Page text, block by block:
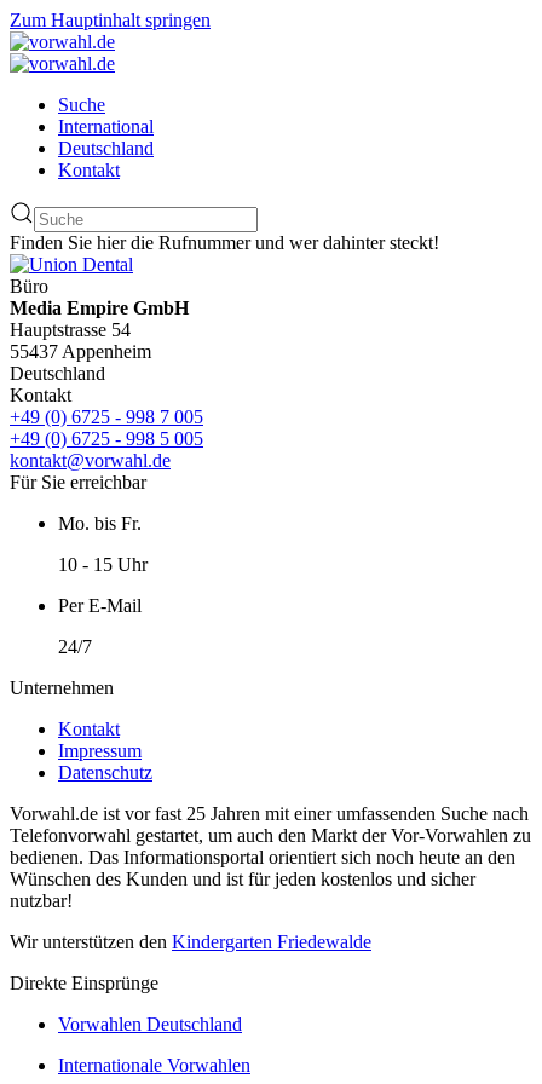
Zum Hauptinhalt springen
Suche
International
Deutschland
Kontakt
Finden Sie hier die Rufnummer und wer dahinter steckt!
Büro
Media Empire GmbH
Hauptstrasse 54
55437 Appenheim
Deutschland
Kontakt
+49 (0) 6725 - 998 7 005
+49 (0) 6725 - 998 5 005
kontakt@vorwahl.de
Für Sie erreichbar
Mo. bis Fr.
10 - 15 Uhr
Per E-Mail
24/7
Unternehmen
Kontakt
Impressum
Datenschutz
Vorwahl.de ist vor fast 25 Jahren mit einer umfassenden Suche nach
Telefonvorwahl gestartet, um auch den Markt der Vor-Vorwahlen zu
bedienen. Das Informationsportal orientiert sich noch heute an den
Wünschen des Kunden und ist für jeden kostenlos und sicher
nutzbar!
Wir unterstützen den Kindergarten Friedewalde
Direkte Einsprünge
Vorwahlen Deutschland
Internationale Vorwahlen